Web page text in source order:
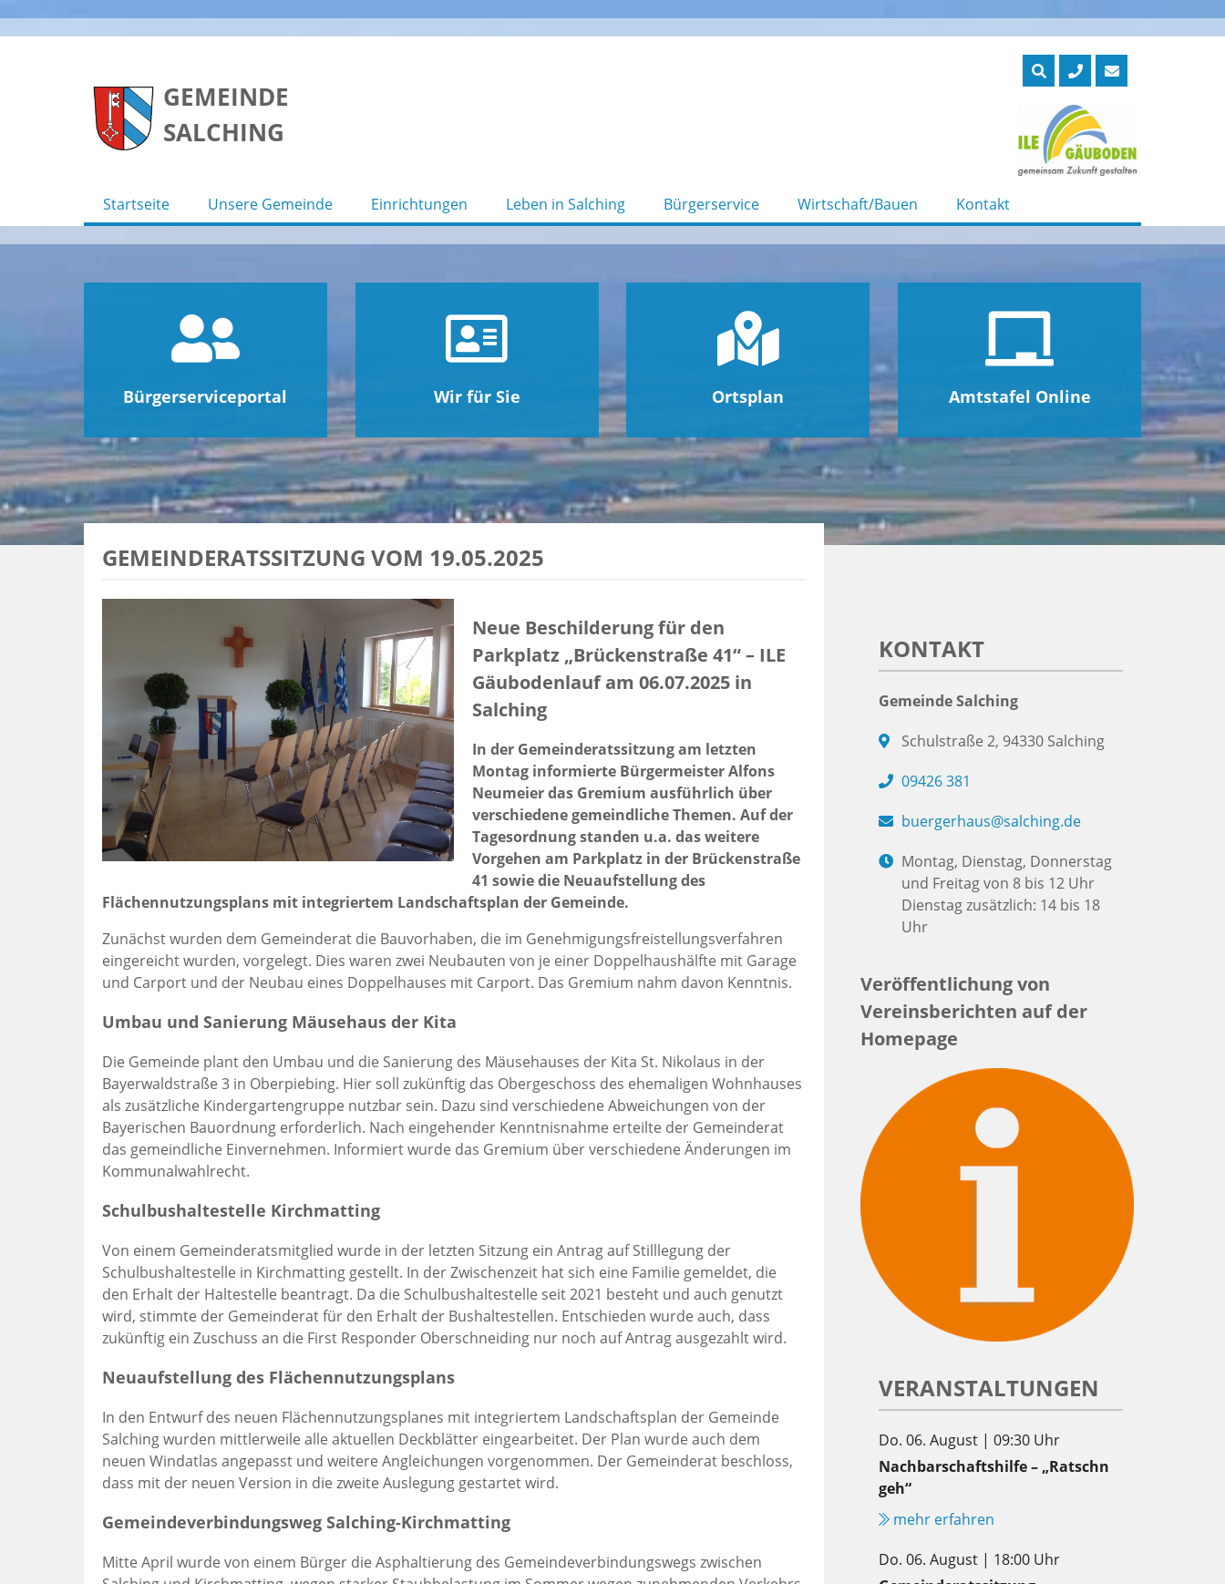
GEMEINDE
SALCHING
Startseite Unsere Gemeinde Einrichtungen Leben in Salching Bürgerservice Wirtschaft/Bauen Kontakt
Bürgerserviceportal Wir für Sie Ortsplan Amtstafel Online
GEMEINDERATSSITZUNG VOM 19.05.2025
Neue Beschilderung für den
Parkplatz „Brückenstraße 41“– ILE
Gäubodenlauf am 06.07.2025 in
Salching
In der Gemeinderatssitzung am letzten
Montag informierte Bürgermeister Alfons
Neumeier das Gremium ausführlich über
verschiedene gemeindliche Themen. Auf der
Tagesordnung standen u.a. das weitere
Vorgehen am Parkplatz in der Brückenstraße
41 sowie die Neuaufstellung des
Flächennutzungsplans mit integriertem Landschaftsplan der Gemeinde.
Zunächst wurden dem Gemeinderat die Bauvorhaben, die im Genehmigungsfreistellungsverfahren
eingereicht wurden, vorgelegt. Dies waren zwei Neubauten von je einer Doppelhaushälfte mit Garage
und Carport und der Neubau eines Doppelhauses mit Carport. Das Gremium nahm davon Kenntnis.
Umbau und Sanierung Mäusehaus der Kita
Die Gemeinde plant den Umbau und die Sanierung des Mäusehauses der Kita St. Nikolaus in der
Bayerwaldstraße 3 in Oberpiebing. Hier soll zukünftig das Obergeschoss des ehemaligen Wohnhauses
als zusätzliche Kindergartengruppe nutzbar sein. Dazu sind verschiedene Abweichungen von der
Bayerischen Bauordnung erforderlich. Nach eingehender Kenntnisnahme erteilte der Gemeinderat
das gemeindliche Einvernehmen. Informiert wurde das Gremium über verschiedene Änderungen im
Kommunalwahlrecht.
Schulbushaltestelle Kirchmatting
Von einem Gemeinderatsmitglied wurde in der letzten Sitzung ein Antrag auf Stilllegung der
Schulbushaltestelle in Kirchmatting gestellt. In der Zwischenzeit hat sich eine Familie gemeldet, die
den Erhalt der Haltestelle beantragt. Da die Schulbushaltestelle seit 2021 besteht und auch genutzt
wird, stimmte der Gemeinderat für den Erhalt der Bushaltestellen. Entschieden wurde auch, dass
zukünftig ein Zuschuss an die First Responder Oberschneiding nur noch auf Antrag ausgezahlt wird.
Neuaufstellung des Flächennutzungsplans
In den Entwurf des neuen Flächennutzungsplanes mit integriertem Landschaftsplan der Gemeinde
Salching wurden mittlerweile alle aktuellen Deckblätter eingearbeitet. Der Plan wurde auch dem
neuen Windatlas angepasst und weitere Angleichungen vorgenommen. Der Gemeinderat beschloss,
dass mit der neuen Version in die zweite Auslegung gestartet wird.
Gemeindeverbindungsweg Salching-Kirchmatting
Mitte April wurde von einem Bürger die Asphaltierung des Gemeindeverbindungswegs zwischen
KONTAKT
Gemeinde Salching
Schulstraße 2, 94330 Salching
09426 381
buergerhaus@salching.de
Montag, Dienstag, Donnerstag
und Freitag von 8 bis 12 Uhr
Dienstag zusätzlich: 14 bis 18
Uhr
Veröffentlichung von
Vereinsberichten auf der
Homepage
VERANSTALTUNGEN
Do. 06. August | 09:30 Uhr
Nachbarschaftshilfe – „Ratschn
geh“
mehr erfahren
Do. 06. August | 18:00 Uhr